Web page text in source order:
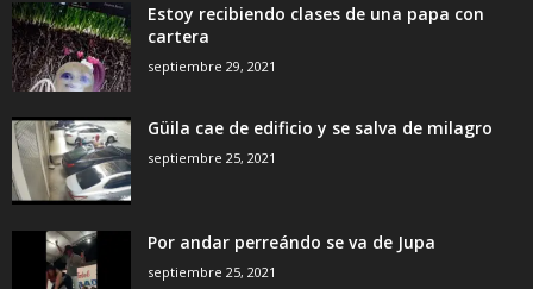
Estoy recibiendo clases de una papa con
cartera
septiembre 29, 2021
Güila cae de edificio y se salva de milagro
septiembre 25, 2021
Por andar perreándo se va de Jupa
septiembre 25, 2021